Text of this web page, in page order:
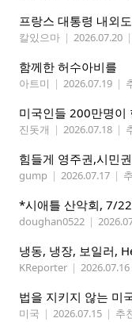
프랑스 대통령 내외
칼있으마 | 2026.07.20 |
함께한 허수아비를
아트미 | 2026.07.19 |
미국인들 200만명이
진돗개 | 2026.07.18 |
힘들게 영주권,시민
gump | 2026.07.17 |
doughan0522 |
냉동, 냉장, 보일러,
KReporter | 2026.07.16
법을 지키지 않는 미
미국 | 2026.07.15 | 추